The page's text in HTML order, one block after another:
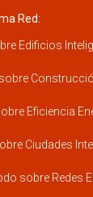
Red:
Edificios
sobre
Eficiencia
Ciudades
sobre Redes